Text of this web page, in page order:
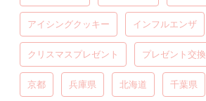
アイシングクッキー インフルエンザ
クリスマスプレゼント プレゼント交換
京都 兵庫県 北海道 千葉県